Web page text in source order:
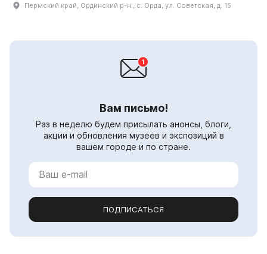
Пермский край, Ординский р-н., с. Орда, ул. Советская, д. 15
Вам письмо!
Раз в неделю будем присылать анонсы, блоги,
акции и обновления музеев и экспозиций в
вашем городе и по стране.
ПОДПИСАТЬСЯ